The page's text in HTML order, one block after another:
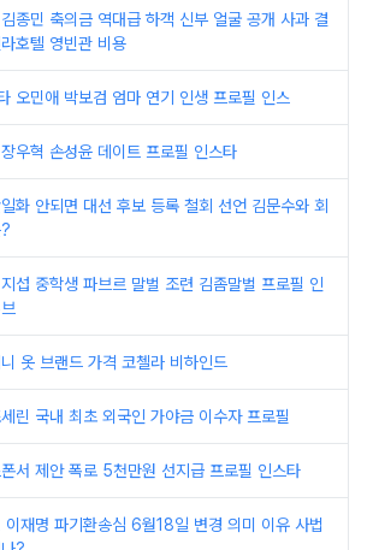
종민 축의금 역대급 하객 신부 얼굴 공개 사과 결
호텔 영빈관 비용
오민애 박보검 엄마 연기 인생 프로필 인스
우혁 손성윤 데이트 프로필 인스타
화 안되면 대선 후보 등록 철회 선언 김문수와 회
섭 중학생 파브르 말벌 조련 김좀말벌 프로필 인
옷 브랜드 가격 코첼라 비하인드
린 국내 최초 외국인 가야금 이수자 프로필
서 제안 폭로 5천만원 선지급 프로필 인스타
이재명 파기환송심 6월18일 변경 의미 이유 사법